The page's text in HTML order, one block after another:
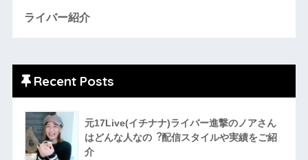
ライバー紹介
Recent Posts
元17Live(イチナナ)ライバー進撃のノアさん
はどんな人なの︖配信スタイルや実績をご紹
介